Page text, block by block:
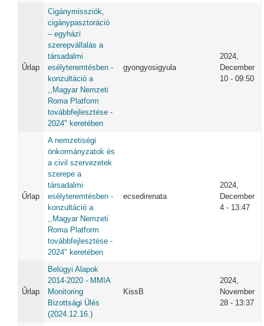
Űrlap
Cigánymissziók,
cigánypasztoráció
– egyházi
szerepvállalás a
társadalmi
esélyteremtésben -
konzultáció a
,,Magyar Nemzeti
Roma Platform
továbbfejlesztése -
2024" keretében
gyongyosigyula
2024,
December
10 - 09:50
Űrlap
A nemzetiségi
önkormányzatok és
a civil szervezetek
szerepe a
társadalmi
esélyteremtésben -
konzultáció a
,,Magyar Nemzeti
Roma Platform
továbbfejlesztése -
2024" keretében
ecsedirenata
2024,
December
4 - 13:47
Űrlap
Belügyi Alapok
2014-2020 - MMIA
Monitoring
Bizottsági Ülés
(2024.12.16.)
KissB
2024,
November
28 - 13:37